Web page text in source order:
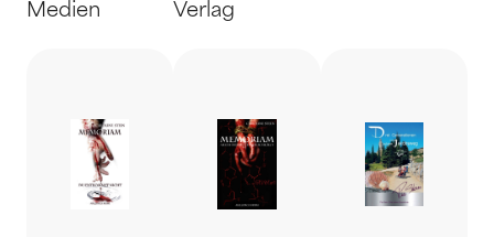
Medien
Verlag